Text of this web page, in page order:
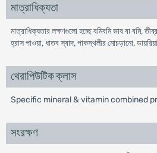
মাত্রাধিক্যতা
মাত্রাধিক্যতার লক্ষণগুলো হচ্ছে বমিবমি ভাব বা বমি,
হ্রাস পাওয়া, ধাতব স্বাদ, পাকস্থলীর মোচড়ানো,
থেরাপিউটিক ক্লাস
Specific mineral & vitamin combined
সংরক্ষণ